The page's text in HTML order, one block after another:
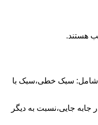
هستند.
ترین گریدهای این خانواده شامل: سبک خطی،سبک با
جایی،نسبت به دیگر